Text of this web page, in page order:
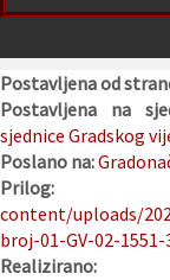
Postavljena od
Postavljena na
sjednice Gradskog
Poslano na:
content/uploads/
broj-01-GV-02-
Realizirano: